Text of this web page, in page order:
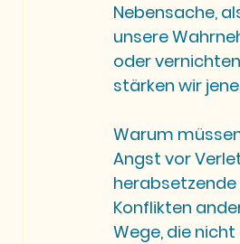
Nebensache,
unsere
oder
stärken wir
Warum
Angst vor
herabsetzende
Konflikten
Wege, die